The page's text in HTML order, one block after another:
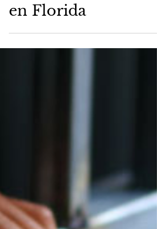
Registros Policiales
en Florida